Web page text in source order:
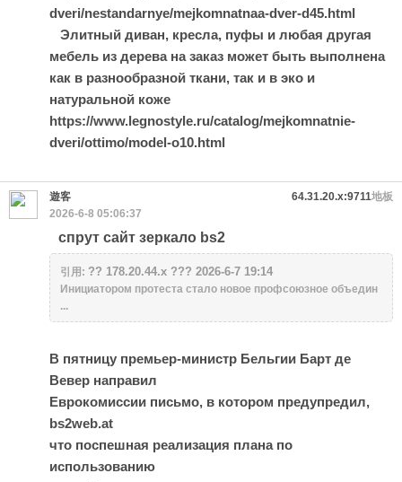
dveri/nestandarnye/mejkomnatnaa-dver-d45.html
Элитный диван, кресла, пуфы и любая другая
мебель из дерева на заказ может быть выполнена
как в разнообразной ткани, так и в эко и
натуральной коже
https://www.legnostyle.ru/catalog/mejkomnatnie-
dveri/ottimo/model-o10.html
地板
遊客
64.31.20.x:9711
2026-6-8 05:06:37
cпрут сайт зеркало bs2
引用: ?? 178.20.44.x ??? 2026-6-7 19:14
Инициатором протеста стало новое профсоюзное объедин
...
В пятницу премьер-министр Бельгии Барт де
Вевер направил
Еврокомиссии письмо, в котором предупредил,
bs2web.at
что поспешная реализация плана по
использованию